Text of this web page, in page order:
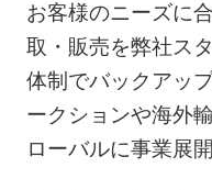
お客様のニーズに
取・販売を弊社ス
体制でバックアッ
ークションや海外
ローバルに事業展